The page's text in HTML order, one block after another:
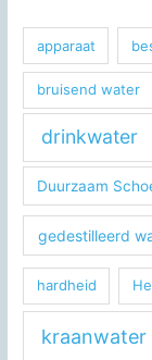
apparaat
bruisend water
drinkwater
Duurzaam
gedestilleerd
hardheid
kraanwater